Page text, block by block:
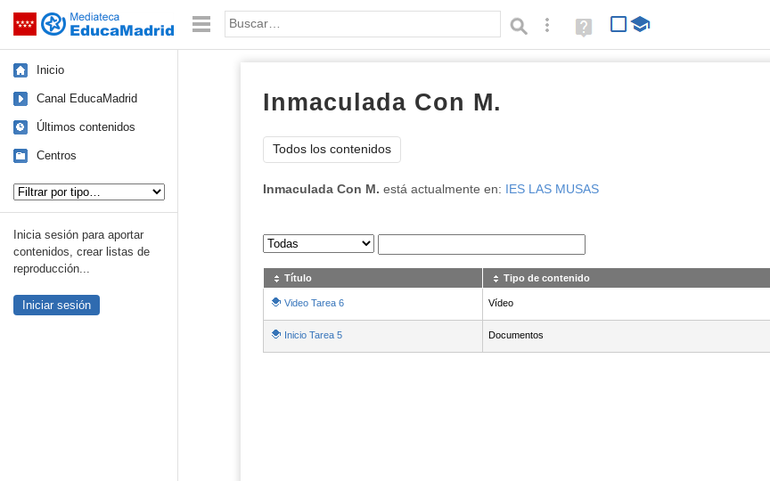
Saltar navegación Palabra o frase: Búsqueda avanzada
Ayuda
(en
Inicio
Canal EducaMadrid
Últimos contenidos
Centros
Inicia sesión para aportar
contenidos, crear listas de
reproducción...
Iniciar sesión
Inmaculada Con M.
Todos los contenidos
Inmaculada Con M. está actualmente en: IES LAS MUSAS
Sus archivos
Título Tipo de contenido
Video Tarea 6 Vídeo
Inicio Tarea 5 Documentos